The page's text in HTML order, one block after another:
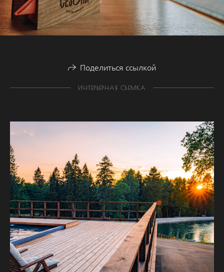
Поделиться ссылкой
ИНТЕРЬЕРНАЯ СЪЕМКА